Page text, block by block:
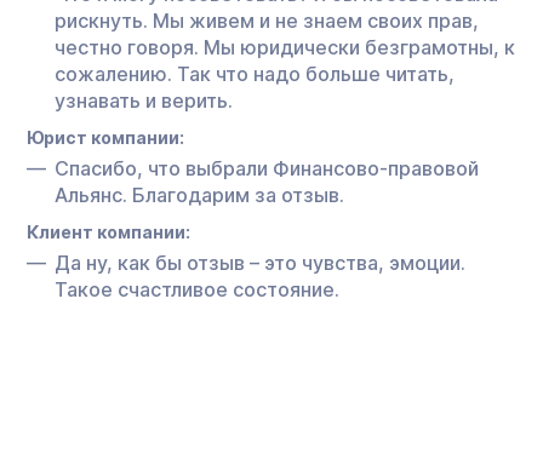
рискнуть. Мы живем и не знаем своих прав,
честно говоря. Мы юридически безграмотны, к
сожалению. Так что надо больше читать,
узнавать и верить.
Юрист компании:
Спасибо, что выбрали Финансово-правовой
Альянс. Благодарим за отзыв.
Клиент компании:
Да ну, как бы отзыв – это чувства, эмоции.
Такое счастливое состояние.